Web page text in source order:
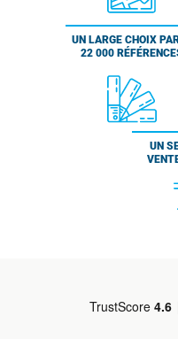
UN LARGE CHOIX
22 000
UN